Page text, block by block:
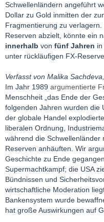
Schwellenländern angeführt
Dollar zu Gold inmitten der
Fragmentierung zu
Reserven abzielt, könnte ein
innerhalb von fünf Jahren
unter rückläufigen FX-
Verfasst von Malika
Im Jahr 1989 argumentierte
Menschheit „das Ende der
folgenden Jahren wurden die
der globale Handel
liberalen Ordnung,
während die Schwellenländer
Reserven anhäuften. Wir
Geschichte zu Ende
Supermachtkampf; die USA
Bündnissen und
wirtschaftliche Moderation
Bankensystem wurde
hat große Auswirkungen auf